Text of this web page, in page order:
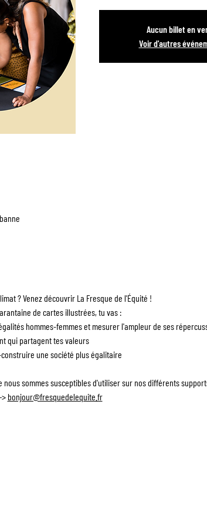
Aucun billet en
Voir d'autres
? Venez découvrir La Fresque de l'Équité !
de cartes illustrées, tu vas :
hommes-femmes et mesurer l'ampleur de ses
qui partagent tes valeurs
une société plus égalitaire
sommes susceptibles d'utiliser sur nos différents
bonjour@fresquedelequite.fr